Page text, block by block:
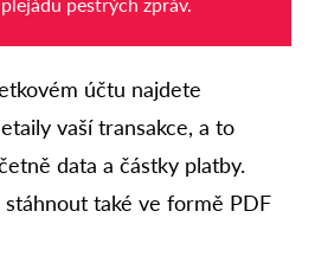
pestrých zpráv.
účtu najdete
vaší transakce, a to
data a částky platby.
také ve formě PDF